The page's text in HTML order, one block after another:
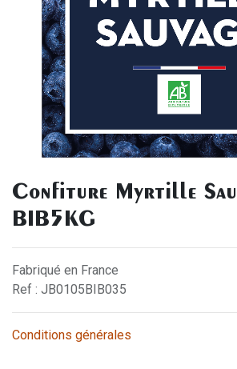
Confiture Myrtille
BIB5KG
Fabriqué en France
Ref : JB0105BIB035
Conditions générales